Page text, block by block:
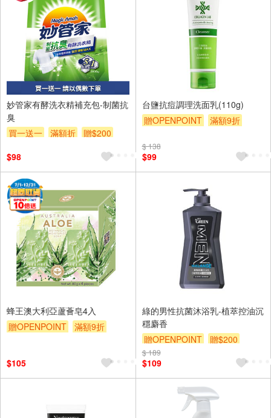
妙管家有酵洗衣精補充包-制菌抗
臭
買一送一
滿額折
贈$200
$98
台鹽抗痘調理洗面乳(110g)
贈OPENPOINT
滿額9折
$ 138
$99
蜂王澳大利亞蘆薈皂4入
贈OPENPOINT
滿額9折
$105
綠的男性抗菌沐浴乳-植萃控油沉
穩麝香
贈OPENPOINT
贈$200
$ 189
$109